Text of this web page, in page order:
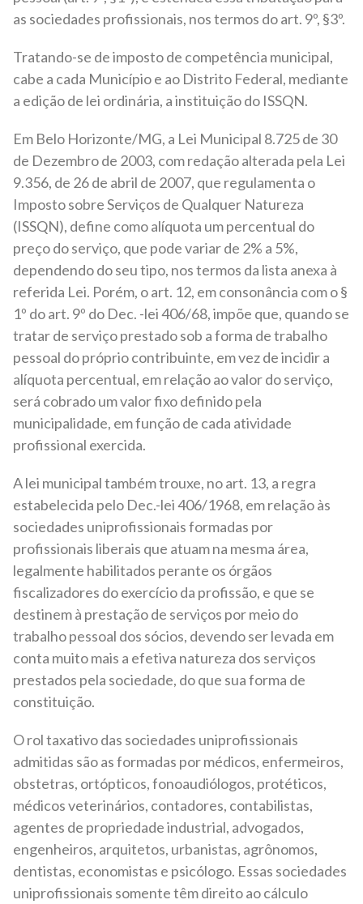
as sociedades profissionais, nos termos do art. 9º, §3º.
Tratando-se de imposto de competência municipal,
cabe a cada Município e ao Distrito Federal, mediante
a edição de lei ordinária, a instituição do ISSQN.
Em Belo Horizonte/MG, a Lei Municipal 8.725 de 30
de Dezembro de 2003, com redação alterada pela Lei
9.356, de 26 de abril de 2007, que regulamenta o
Imposto sobre Serviços de Qualquer Natureza
(ISSQN), define como alíquota um percentual do
preço do serviço, que pode variar de 2% a 5%,
dependendo do seu tipo, nos termos da lista anexa à
referida Lei. Porém, o art. 12, em consonância com o §
1º do art. 9º do Dec. -lei 406/68, impõe que, quando se
tratar de serviço prestado sob a forma de trabalho
pessoal do próprio contribuinte, em vez de incidir a
alíquota percentual, em relação ao valor do serviço,
será cobrado um valor fixo definido pela
municipalidade, em função de cada atividade
profissional exercida.
A lei municipal também trouxe, no art. 13, a regra
estabelecida pelo Dec.-lei 406/1968, em relação às
sociedades uniprofissionais formadas por
profissionais liberais que atuam na mesma área,
legalmente habilitados perante os órgãos
fiscalizadores do exercício da profissão, e que se
destinem à prestação de serviços por meio do
trabalho pessoal dos sócios, devendo ser levada em
conta muito mais a efetiva natureza dos serviços
prestados pela sociedade, do que sua forma de
constituição.
O rol taxativo das sociedades uniprofissionais
admitidas são as formadas por médicos, enfermeiros,
obstetras, ortópticos, fonoaudiólogos, protéticos,
médicos veterinários, contadores, contabilistas,
agentes de propriedade industrial, advogados,
engenheiros, arquitetos, urbanistas, agrônomos,
dentistas, economistas e psicólogo. Essas sociedades
uniprofissionais somente têm direito ao cálculo